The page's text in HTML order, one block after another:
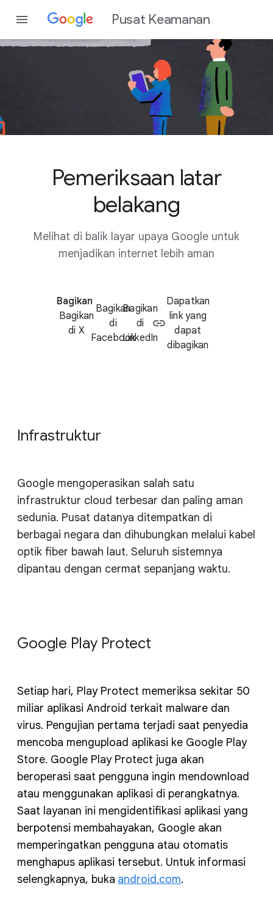
Pusat Keamanan
Pemeriksaan latar
belakang
Melihat di balik layar upaya Google untuk
menjadikan internet lebih aman
Bagikan
Bagikan
di X
Bagikan
di
Facebook
Bagikan
di
LinkedIn
Dapatkan
link yang
dapat
dibagikan
Infrastruktur
Google mengoperasikan salah satu
infrastruktur cloud terbesar dan paling aman
sedunia. Pusat datanya ditempatkan di
berbagai negara dan dihubungkan melalui kabel
optik fiber bawah laut. Seluruh sistemnya
dipantau dengan cermat sepanjang waktu.
Google Play Protect
Setiap hari, Play Protect memeriksa sekitar 50
miliar aplikasi Android terkait malware dan
virus. Pengujian pertama terjadi saat penyedia
mencoba mengupload aplikasi ke Google Play
Store. Google Play Protect juga akan
beroperasi saat pengguna ingin mendownload
atau menggunakan aplikasi di perangkatnya.
Saat layanan ini mengidentifikasi aplikasi yang
berpotensi membahayakan, Google akan
memperingatkan pengguna atau otomatis
menghapus aplikasi tersebut. Untuk informasi
selengkapnya, buka android.com.